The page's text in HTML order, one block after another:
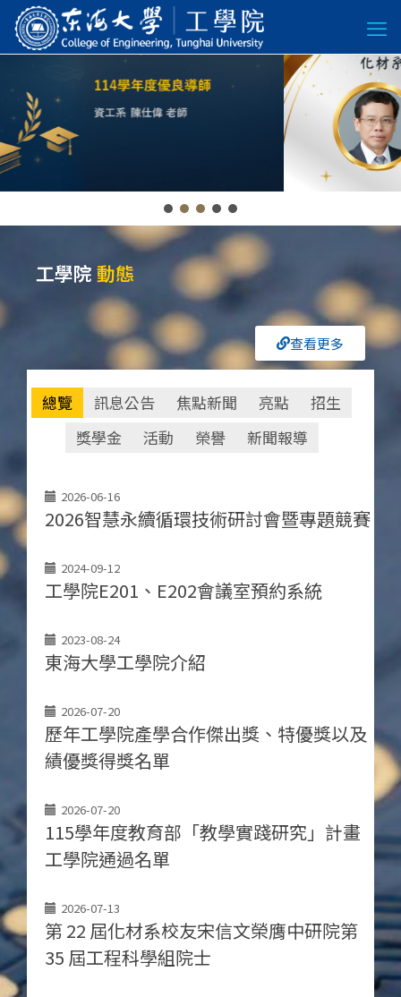
工學院 動態
查看更多
總覽 訊息公告 焦點新聞 亮點
招生
獎學金
活動 榮譽 新聞報導
2026-06-16
2026智慧永續循環技術研討會暨專題競賽
2024-09-12
工學院E201、E202會議室預約系統
2023-08-24
東海大學工學院介紹
2026-07-20
歷年工學院產學合作傑出獎、特優獎以及
績優獎得獎名單
2026-07-20
115學年度教育部「教學實踐研究」計畫
工學院通過名單
2026-07-13
第 22 屆化材系校友宋信文榮膺中研院第
35 屆工程科學組院士